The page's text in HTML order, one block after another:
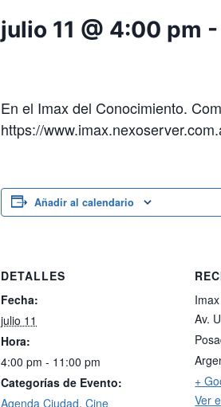
julio 11 @ 4:00 pm -
En el Imax del Conocimiento.
https://
Añadir al calendario
DETALLES
Fecha:
julio 11
Hora:
4:00 pm - 11:00 pm
Categorías de Evento:
Agenda Ciudad, Cine
Av.
+
Ver